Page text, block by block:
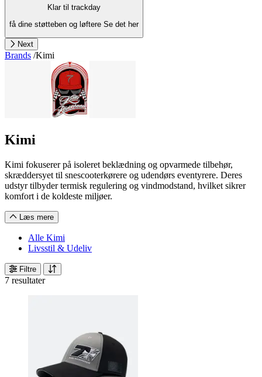
Klar til trackday
få dine støtteben og løftere Se det her
Next
Brands /Kimi
Kimi
Kimi fokuserer på isoleret beklædning og opvarmede tilbehør,
skræddersyet til snescooterkørere og udendørs eventyrere. Deres
udstyr tilbyder termisk regulering og vindmodstand, hvilket sikrer
komfort i de koldeste miljøer.
Læs mere
Alle Kimi
Livsstil & Udeliv
Filtre
7 resultater